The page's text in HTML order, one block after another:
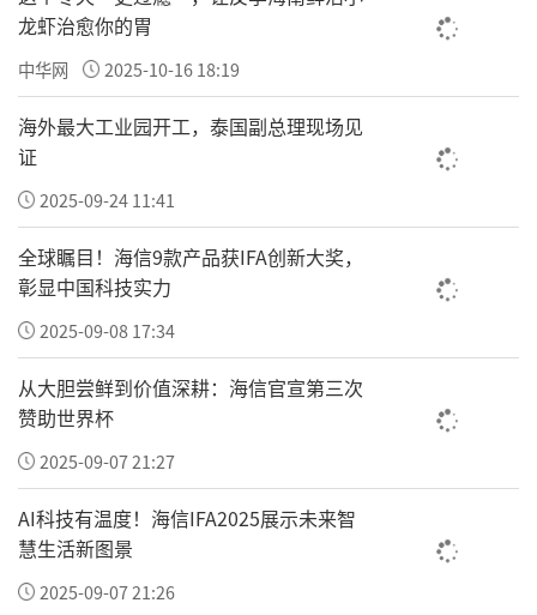
量。
笔墨寄初心，丹青传美德。活动隆重举行书画
捐赠仪式，韩安才、周长德、张学义现场挥毫
泼墨，倾情捐赠精品书画力作。一幅幅气韵雄
浑、意蕴深远的艺术作品，既彰显中华传统书
龙虾治愈你的胃
中华网 2025-10-16 18:19
海外最大工业园开工，泰国副总理现场见
证
2025-09-24 11:41
全球瞩目！海信9款产品获IFA创新大奖，
彰显中国科技实力
2025-09-08 17:34
从大胆尝鲜到价值深耕：海信官宣第三次
赞助世界杯
2025-09-07 21:27
AI科技有温度！海信IFA2025展示未来智
慧生活新图景
2025-09-07 21:26